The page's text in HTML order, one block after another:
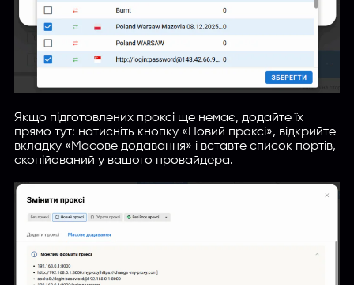
Якщо підготовлених проксі ще немає, додайте їх
прямо тут: натисніть кнопку «Новий проксі», відкрийте
вкладку «Масове додавання» і вставте список портів,
скопійований у вашого провайдера.